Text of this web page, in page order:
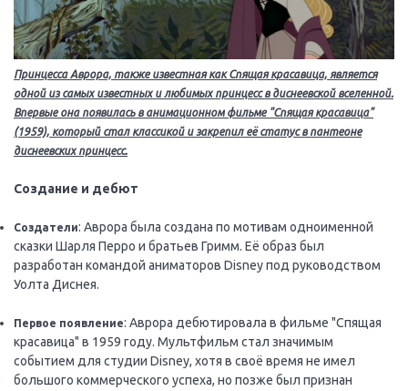
Принцесса Аврора, также известная как Спящая красавица, является
одной из самых известных и любимых принцесс в диснеевской вселенной.
Впервые она появилась в анимационном фильме "Спящая красавица"
(1959), который стал классикой и закрепил её статус в пантеоне
диснеевских принцесс.
Создание и дебют
Создатели: Аврора была создана по мотивам одноименной
сказки Шарля Перро и братьев Гримм. Её образ был
разработан командой аниматоров Disney под руководством
Уолта Диснея.
Первое появление: Аврора дебютировала в фильме "Спящая
красавица" в 1959 году. Мультфильм стал значимым
событием для студии Disney, хотя в своё время не имел
большого коммерческого успеха, но позже был признан